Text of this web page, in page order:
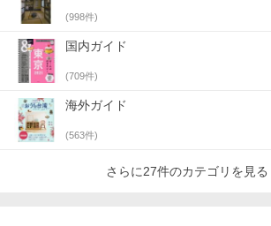
(998件)
国内ガイド
(709件)
海外ガイド
(563件)
さらに27件のカテゴリを見る